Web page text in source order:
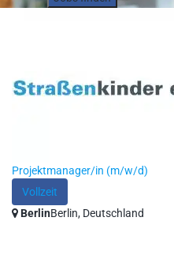
Projektmanager/in (m/w/d)
Vollzeit
BerlinBerlin, Deutschland